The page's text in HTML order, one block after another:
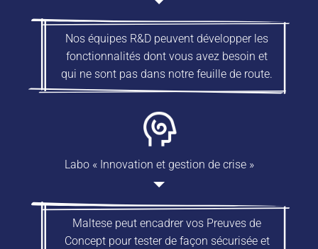
Nos équipes R&D peuvent développer les
fonctionnalités dont vous avez besoin et
qui ne sont pas dans notre feuille de route.
Labo « Innovation et gestion de crise »
Maltese peut encadrer vos Preuves de
Concept pour tester de façon sécurisée et